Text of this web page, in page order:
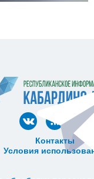
Контакты
Условия